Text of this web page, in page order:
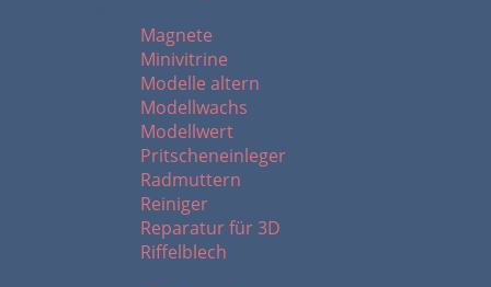
Magnete
Minivitrine
Modelle altern
Modellwachs
Modellwert
Pritscheneinleger
Radmuttern
Reiniger
Reparatur für 3D
Riffelblech